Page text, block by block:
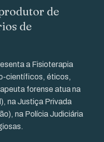
de
de
a Fisioterapia
científicos, éticos,
forense atua na
na Justiça Privada
na Polícia Judiciária